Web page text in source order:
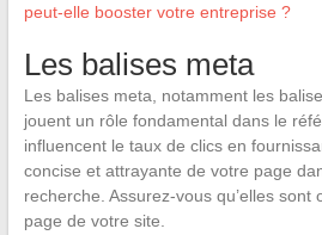
peut-elle booster votre entreprise ?
Les balises meta
Les balises meta, notamment les
jouent un rôle fondamental dans le
influencent le taux de clics en
concise et attrayante de votre page
recherche. Assurez-vous qu’elles sont
page de votre site.